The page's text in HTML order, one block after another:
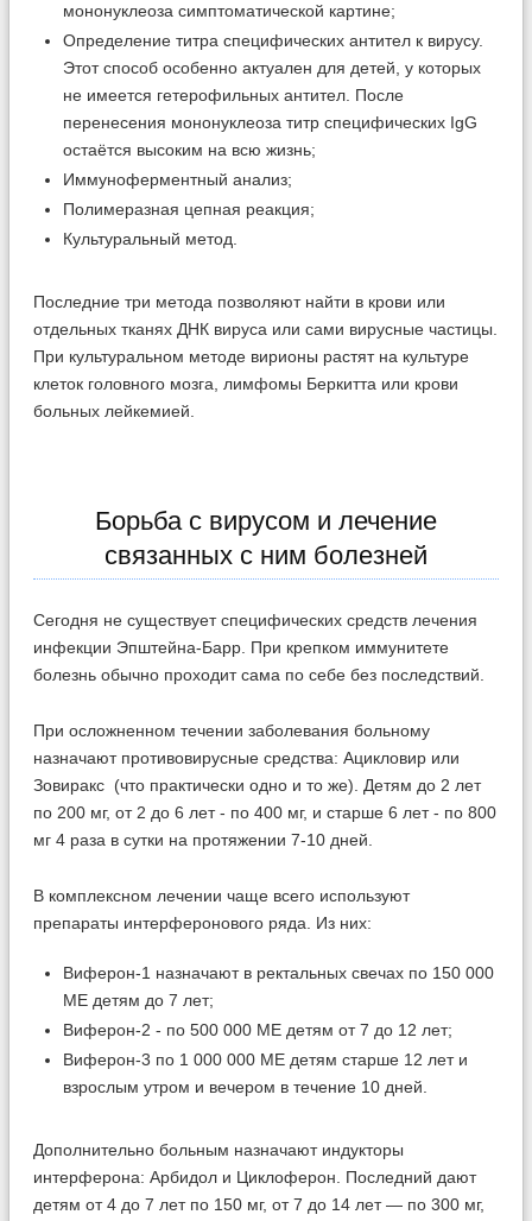
мононуклеоза симптоматической картине;
Определение титра специфических антител к вирусу.
Этот способ особенно актуален для детей, у которых
не имеется гетерофильных антител. После
перенесения мононуклеоза титр специфических IgG
остаётся высоким на всю жизнь;
Иммуноферментный анализ;
Полимеразная цепная реакция;
Культуральный метод.
Последние три метода позволяют найти в крови или
отдельных тканях ДНК вируса или сами вирусные частицы.
При культуральном методе вирионы растят на культуре
клеток головного мозга, лимфомы Беркитта или крови
больных лейкемией.
Борьба с вирусом и лечение
связанных с ним болезней
Сегодня не существует специфических средств лечения
инфекции Эпштейна-Барр. При крепком иммунитете
болезнь обычно проходит сама по себе без последствий.
При осложненном течении заболевания больному
назначают противовирусные средства: Ацикловир или
Зовиракс (что практически одно и то же). Детям до 2 лет
по 200 мг, от 2 до 6 лет - по 400 мг, и старше 6 лет - по 800
мг 4 раза в сутки на протяжении 7-10 дней.
В комплексном лечении чаще всего используют
препараты интерферонового ряда. Из них:
Виферон-1 назначают в ректальных свечах по 150 000
МЕ детям до 7 лет;
Виферон-2 - по 500 000 МЕ детям от 7 до 12 лет;
Виферон-3 по 1 000 000 МЕ детям старше 12 лет и
взрослым утром и вечером в течение 10 дней.
Дополнительно больным назначают индукторы
интерферона: Арбидол и Циклоферон. Последний дают
детям от 4 до 7 лет по 150 мг, от 7 до 14 лет — по 300 мг,